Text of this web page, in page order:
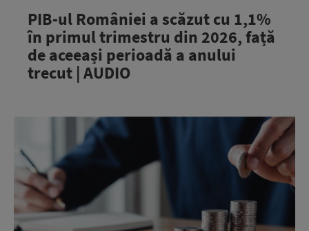
PIB-ul României a scăzut cu 1,1%
în primul trimestru din 2026, față
de aceeași perioadă a anului
trecut | AUDIO